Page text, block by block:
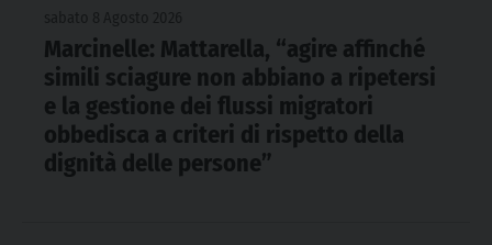
Marcinelle: Mattarella, “agire affinché
simili sciagure non abbiano a ripetersi
e la gestione dei flussi migratori
obbedisca a criteri di rispetto della
dignità delle persone”